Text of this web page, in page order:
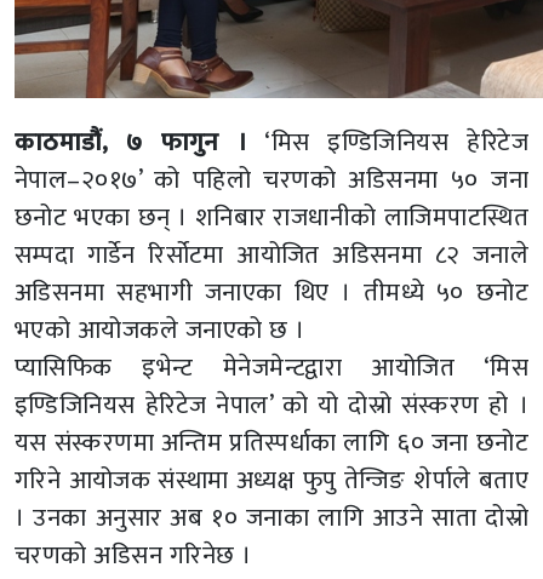
काठमाडौं, ७ फागुन । ‘मिस इण्डिजिनियस हेरिटेज
नेपाल–२०१७’ को पहिलो चरणको अडिसनमा ५० जना
छनोट भएका छन् । शनिबार राजधानीको लाजिमपाटस्थित
सम्पदा गार्डेन रिर्सोटमा आयोजित अडिसनमा ८२ जनाले
अडिसनमा सहभागी जनाएका थिए । तीमध्ये ५० छनोट
भएको आयोजकले जनाएको छ ।
प्यासिफिक इभेन्ट मेनेजमेन्टद्वारा आयोजित ‘मिस
इण्डिजिनियस हेरिटेज नेपाल’ को यो दोस्रो संस्करण हो ।
यस संस्करणमा अन्तिम प्रतिस्पर्धाका लागि ६० जना छनोट
गरिने आयोजक संस्थामा अध्यक्ष फुपु तेन्जिङ शेर्पाले बताए
। उनका अनुसार अब १० जनाका लागि आउने साता दोस्रो
चरणको अडिसन गरिनेछ ।